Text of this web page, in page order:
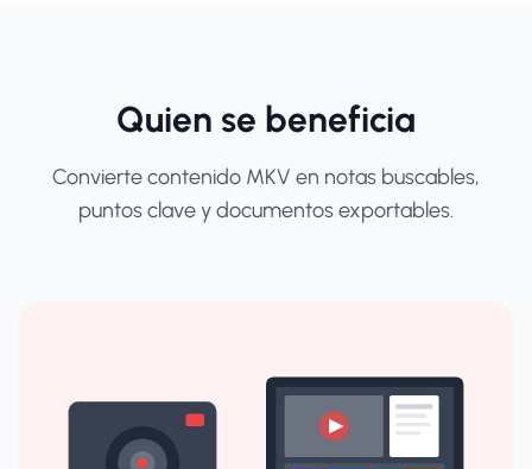
Quien se beneficia
Convierte contenido MKV en notas buscables,
puntos clave y documentos exportables.